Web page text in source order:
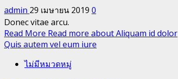
admin 29 เมษายน 2019 0
Donec vitae arcu.
Read More Read more about Aliquam id dolor
Quis autem vel eum iure
ไม่มีหมวดหมู่